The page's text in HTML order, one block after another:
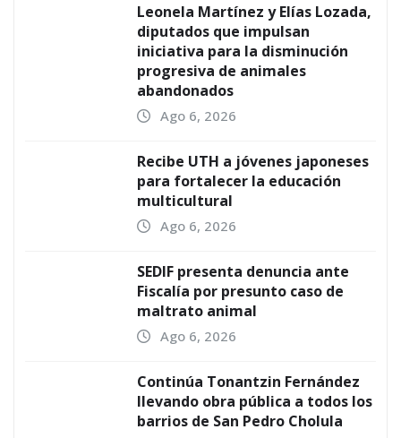
Leonela Martínez y Elías Lozada,
diputados que impulsan
iniciativa para la disminución
progresiva de animales
abandonados
Ago 6, 2026
Recibe UTH a jóvenes japoneses
para fortalecer la educación
multicultural
Ago 6, 2026
SEDIF presenta denuncia ante
Fiscalía por presunto caso de
maltrato animal
Ago 6, 2026
Continúa Tonantzin Fernández
llevando obra pública a todos los
barrios de San Pedro Cholula